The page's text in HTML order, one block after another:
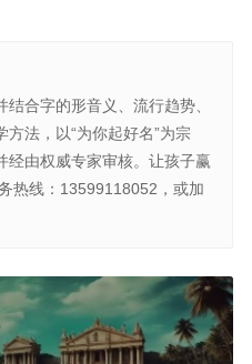
合字的形音义、流行趋势、
法，以“为你起好名”为宗
经由权威专家审核。让孩子赢
热线：13599118052，或加